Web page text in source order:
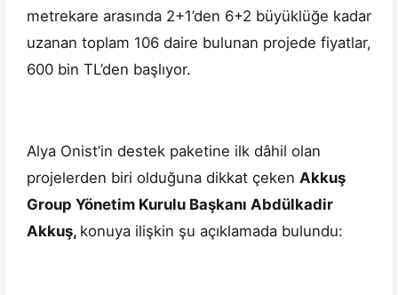
metrekare arasında 2+1’den 6+2 büyüklüğe kadar
uzanan toplam 106 daire bulunan projede fiyatlar,
600 bin TL’den başlıyor.
Alya Onist’in destek paketine ilk dâhil olan
projelerden biri olduğuna dikkat çeken Akkuş
Group Yönetim Kurulu Başkanı Abdülkadir
Akkuş, konuya ilişkin şu açıklamada bulundu: